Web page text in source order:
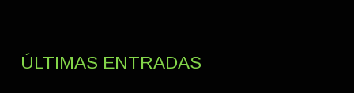
ÚLTIMAS ENTRADAS